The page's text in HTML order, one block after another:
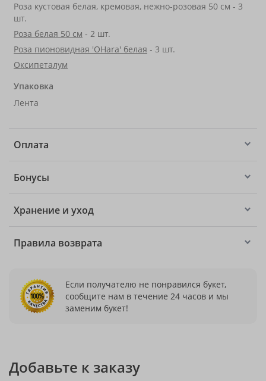
Роза кустовая белая, кремовая, нежно-розовая 50 см - 3
шт.
Роза белая 50 см - 2 шт.
Роза пионовидная 'OHara' белая - 3 шт.
Оксипеталум
Упаковка
Лента
Оплата
Бонусы
Хранение и уход
Правила возврата
Если получателю не понравился букет,
сообщите нам в течение 24 часов и мы
заменим букет!
Добавьте к заказу